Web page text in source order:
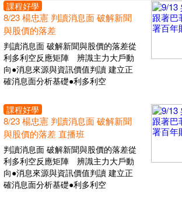
課程好學
8/23 楊忠憲 判讀消息面 破解新聞
與股價的落差
判讀消息面 破解新聞與股價的落差從
利多利空反應矩陣 辨識主力大戶動
向●消息來源與資訊價值判讀 建立正
確消息面分析基礎●利多利空
課程好學
8/23 楊忠憲 判讀消息面 破解新聞
與股價的落差 直播班
判讀消息面 破解新聞與股價的落差從
利多利空反應矩陣 辨識主力大戶動
向●消息來源與資訊價值判讀 建立正
確消息面分析基礎●利多利空